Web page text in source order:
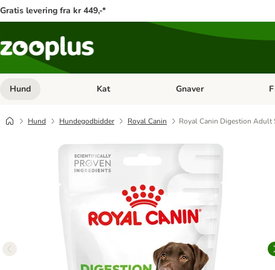
Gratis levering fra kr 449,-*
Hund Åben kategori menu: Hund
Kat Åben kategori menu: Kat
Gnaver
Hund Hundegodbidder Royal Canin Royal Canin Digestion Adult